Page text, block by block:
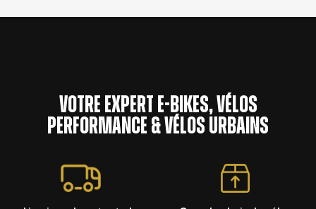
Votre expert e-bikes, vélos
performance & vélos urbains